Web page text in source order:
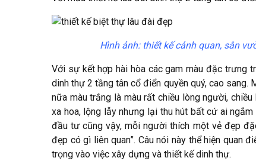
Hình ảnh: thiết kế cảnh quan, sân
Với sự kết hợp hài hòa các gam màu đặc trưng
dinh thự 2 tầng tân cổ điển quyền quý, cao sang.
nữa màu trắng là màu rất chiều lòng người,
xa hoa, lộng lẫy nhưng lại thu hút bất cứ ai
đầu tư cũng vậy, mỗi người thích một vẻ đẹp
đẹp có gì liên quan”. Câu nói này thể hiện quan
trọng vào việc xây dựng và thiết kế dinh thự.